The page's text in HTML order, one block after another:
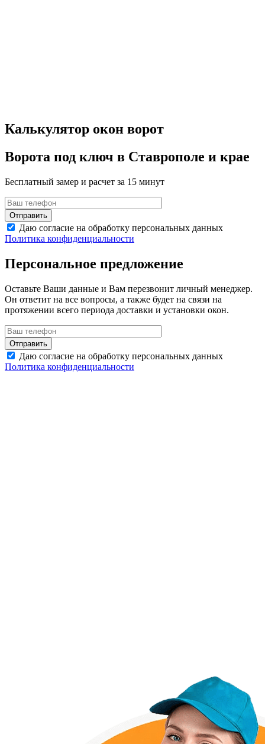
Калькулятор окон ворот
Ворота под ключ в Ставрополе и крае
Бесплатный замер и расчет за 15 минут
Даю согласие на обработку персональных данных
Политика конфиденциальности
Персональное предложение
Оставьте Ваши данные и Вам перезвонит личный менеджер.
Он ответит на все вопросы, а также будет на связи на
протяжении всего периода доставки и установки окон.
Даю согласие на обработку персональных данных
Политика конфиденциальности